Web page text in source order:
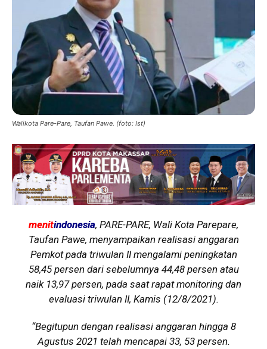
Walikota Pare-Pare, Taufan Pawe. (foto: Ist)
menitindonesia, PARE-PARE, Wali Kota Parepare,
Taufan Pawe, menyampaikan realisasi anggaran
Pemkot pada triwulan II mengalami peningkatan
58,45 persen dari sebelumnya 44,48 persen atau
naik 13,97 persen, pada saat rapat monitoring dan
evaluasi triwulan II, Kamis (12/8/2021).
“Begitupun dengan realisasi anggaran hingga 8
Agustus 2021 telah mencapai 33, 53 persen.